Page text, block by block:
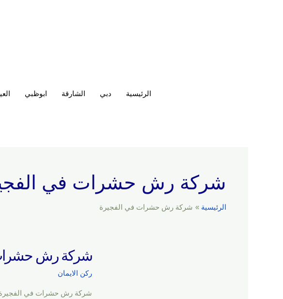
الرئيسية دبي الشارقة ابوظبي
شركة رش حشرات في
الرئيسية شركة رش حشرات في الفجيرة
شركة رش حشرات في الفجيرة
ركن الايمان